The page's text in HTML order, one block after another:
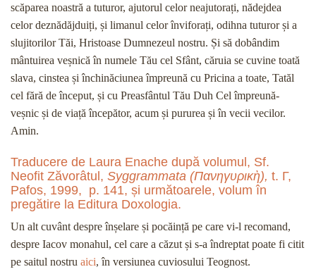
scăparea noastră a tuturor, ajutorul celor neajutorați, nădejdea
celor deznădăjduiți, și limanul celor înviforați, odihna tuturor și a
slujitorilor Tăi, Hristoase Dumnezeul nostru. Și să dobândim
mântuirea veșnică în numele Tău cel Sfânt, căruia se cuvine toată
slava, cinstea și închinăciunea împreună cu Pricina a toate, Tatăl
cel fără de început, și cu Preasfântul Tău Duh Cel împreună-
veșnic și de viață începător, acum și pururea și în vecii vecilor.
Amin.
Traducere de Laura Enache după volumul, Sf.
Neofit Zăvorâtul, Syggrammata (Πανηγυρικὴ), t. Γ,
Pafos, 1999, p. 141, și următoarele, volum în
pregătire la Editura Doxologia.
Un alt cuvânt despre înșelare și pocăință pe care vi-l recomand,
despre Iacov monahul, cel care a căzut și s-a îndreptat poate fi citit
pe saitul nostru aici, în versiunea cuviosului Teognost.